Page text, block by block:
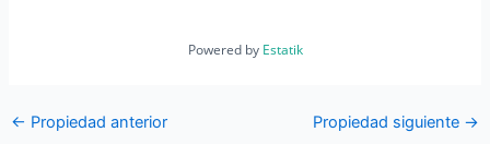
Powered by Estatik
← Propiedad anterior Propiedad siguiente →